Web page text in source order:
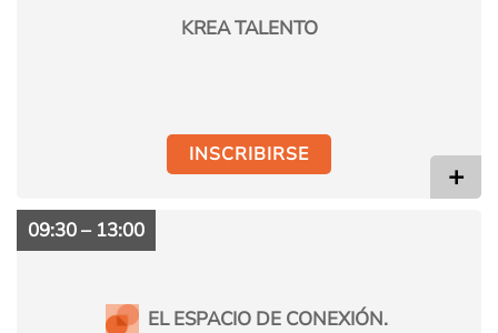
KREA TALENTO
+
INSCRIBIRSE
09:30 – 13:00
EL ESPACIO DE CONEXIÓN.